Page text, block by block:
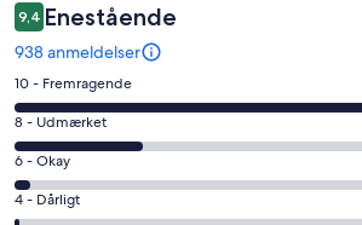
9,4 Enestående
938 anmeldelser
Bedømmelse
på
10
−
Fremragende.
666
10 - Fremragende
Bedømmelse
på
8
−
8 - Udmærket
Bedømmelse
på
6
6 - Okay
Bedømmelse
4 - Dårligt